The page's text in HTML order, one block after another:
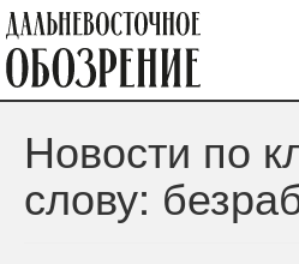
Новости по
слову: